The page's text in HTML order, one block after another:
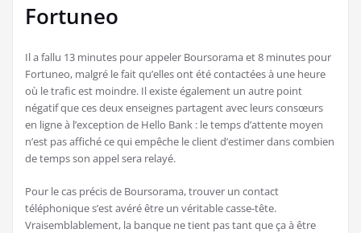
Fortuneo
Il a fallu 13 minutes pour appeler Boursorama et 8 minutes pour
Fortuneo, malgré le fait qu’elles ont été contactées à une heure
où le trafic est moindre. Il existe également un autre point
négatif que ces deux enseignes partagent avec leurs consœurs
en ligne à l’exception de Hello Bank : le temps d’attente moyen
n’est pas affiché ce qui empêche le client d’estimer dans combien
de temps son appel sera relayé.
Pour le cas précis de Boursorama, trouver un contact
téléphonique s’est avéré être un véritable casse-tête.
Vraisemblablement, la banque ne tient pas tant que ça à être